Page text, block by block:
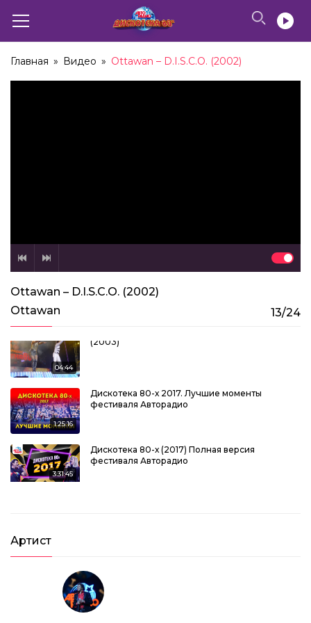
Главная » Видео » Ottawan – D.I.S.C.O. (2002)
Ottawan – D.I.S.C.O. (2002)
Ottawan
13/24
04:44
(2003)
1:25:16
Дискотека 80-х 2017. Лучшие моменты
фестиваля Авторадио
3:31:45
Дискотека 80-х (2017) Полная версия
фестиваля Авторадио
1:33:50
Дискотека 80-х 2013. Лучшие моменты
фестиваля Авторадио
Артист